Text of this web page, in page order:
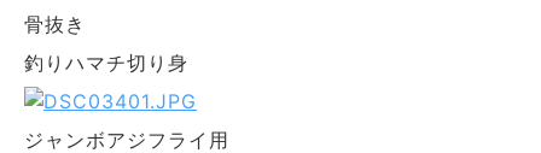
骨抜き
釣りハマチ切り身
ジャンボアジフライ用